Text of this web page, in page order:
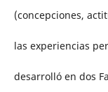
(concepciones,
las experiencias
desarrolló en dos